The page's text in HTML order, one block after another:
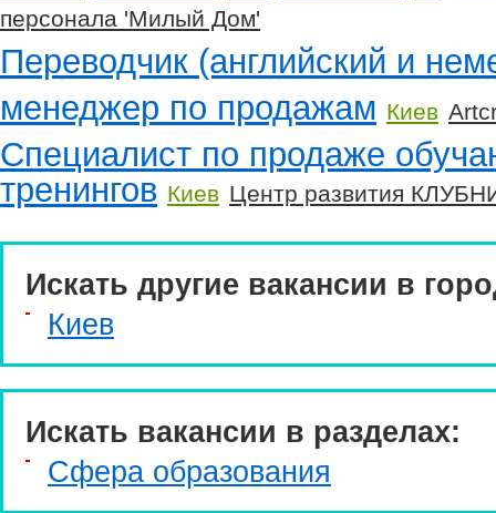
персонала 'Милый Дом'
Переводчик (английский и
менеджер по продажам Киев
Специалист по продаже
тренингов Киев Центр развития
Искать другие вакансии в
Киев
Искать вакансии в разделах:
Сфера образования